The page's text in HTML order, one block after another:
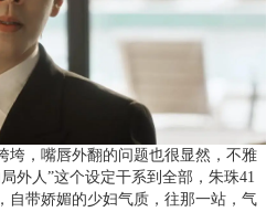
垮，嘴唇外翻的问题也很显然，不雅
外人”这个设定干系到全部，朱珠41
自带娇媚的少妇气质，往那一站，气